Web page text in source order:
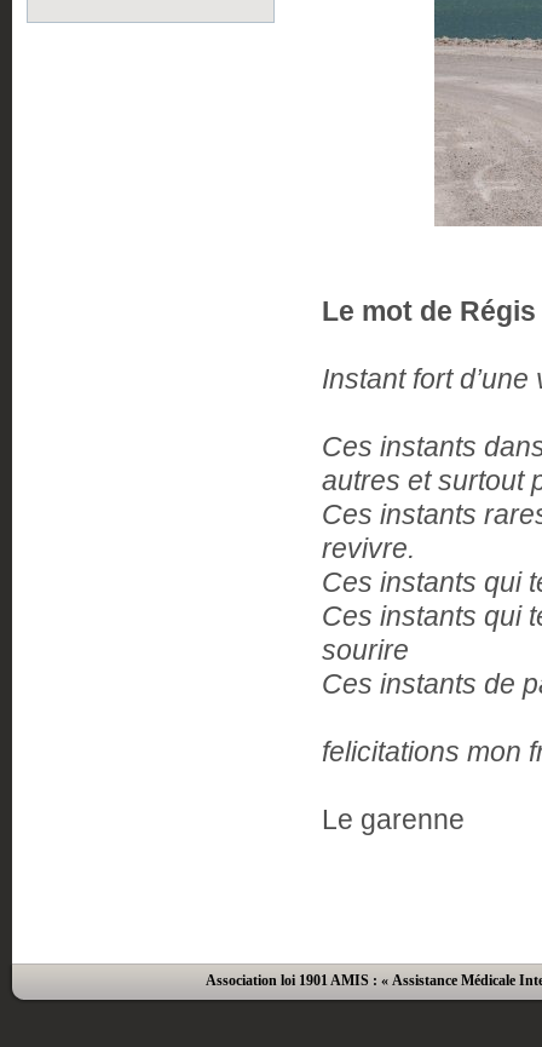
Le mot de
Instant fort d’une
Ces instants
autres et surtout
Ces instants
revivre.
Ces instants qui
Ces instants qui
sourire
Ces instants de
felicitations mon
Le garenne
Association loi 1901 AMIS : « Assistance Médicale